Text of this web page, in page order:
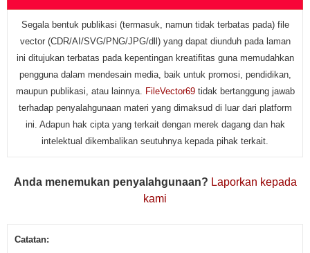
Segala bentuk publikasi (termasuk, namun tidak terbatas pada) file
vector (CDR/AI/SVG/PNG/JPG/dll) yang dapat diunduh pada laman
ini ditujukan terbatas pada kepentingan kreatifitas guna memudahkan
pengguna dalam mendesain media, baik untuk promosi, pendidikan,
maupun publikasi, atau lainnya.
FileVector69tidak bertanggung jawab
terhadap penyalahgunaan materi yang dimaksud di luar dari platform
ini. Adapun hak cipta yang terkait dengan merek dagang dan hak
intelektual dikembalikan seutuhnya kepada pihak terkait.
Anda menemukan penyalahgunaan? Laporkan kepada
kami
Catatan: